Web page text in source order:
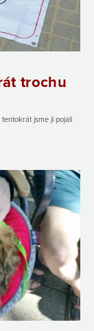
trochu
jsme ji pojali